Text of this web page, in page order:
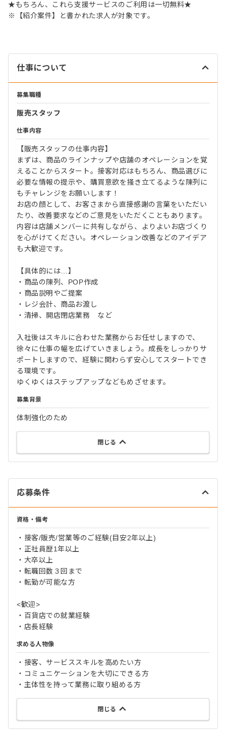
★もちろん、これら支援サービスのご利用は一切無料★
※【紹介案件】と書かれた求人が対象です。
仕事について
募集職種
販売スタッフ
仕事内容
【販売スタッフの仕事内容】
まずは、商品のラインナップや店舗のオペレーションを覚
えることからスタート。接客対応はもちろん、商品選びに
必要な情報の提示や、購買意欲を掻き立てるような陳列に
もチャレンジをお願いします！
お店の顔として、お客さまから直接感謝の言葉をいただい
たり、改善要求などのご意見をいただくこともあります。
内容は店舗メンバーに共有しながら、よりよいお店づくり
を心がけてください。オペレーション改善などのアイデア
も大歓迎です。
【具体的には…】
・商品の陳列、POP作成
・商品説明やご提案
・レジ会計、商品お渡し
・清掃、開店閉店業務 など
入社後はスキルに合わせた業務からお任せしますので、
徐々に仕事の幅を広げていきましょう。成長をしっかりサ
ポートしますので、経験に関わらず安心してスタートでき
る環境です。
ゆくゆくはステップアップなどもめざせます。
募集背景
体制強化のため
閉じる
応募条件
資格・備考
・接客/販売/営業等のご経験(目安2年以上)
・正社員歴1年以上
・大卒以上
・転職回数３回まで
・転勤が可能な方
<歓迎>
・百貨店での就業経験
・店長経験
求める人物像
・接客、サービススキルを高めたい方
・コミュニケーションを大切にできる方
・主体性を持って業務に取り組める方
閉じる